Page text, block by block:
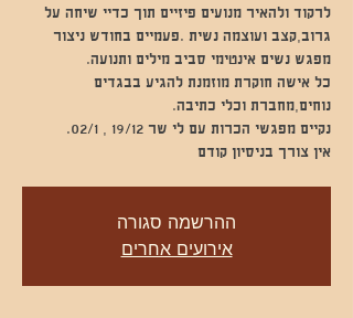
לרקוד ולהאיר מנועים פיזיים תוך כדיי שיחה על
גרוב,קצב ועוצמה נשית .פעמיים בחודש ניצור
כל אישה חוקרת מוזמנת להגיע בבגדים
אין צורך בניסיון קודם
ההרשמה סגורה
אירועים אחרים